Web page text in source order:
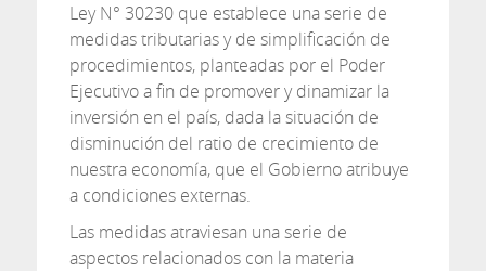
Ley N° 30230 que establece una serie de
medidas tributarias y de simplificación de
procedimientos, planteadas por el Poder
Ejecutivo a fin de promover y dinamizar la
inversión en el país, dada la situación de
disminución del ratio de crecimiento de
nuestra economía, que el Gobierno atribuye
a condiciones externas.
Las medidas atraviesan una serie de
aspectos relacionados con la materia